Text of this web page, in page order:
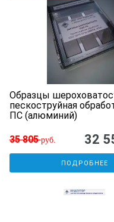
Образцы
пескоструйная
ПС (алюминий)
35 805руб. 32
ПОДРОБНЕЕ